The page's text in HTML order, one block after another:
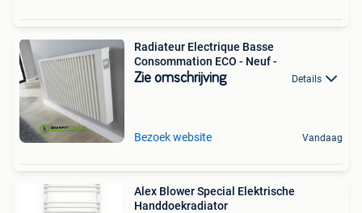
Radiateur Electrique Basse
Consommation ECO - Neuf -
Zie omschrijving Details
Bezoek website Vandaag
Alex Blower Special Elektrische
Handdoekradiator